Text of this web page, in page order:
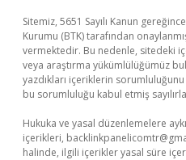
Sitemiz, 5651 Sayılı Kanun
Kurumu (BTK) tarafından
vermektedir. Bu nedenle, sitedeki
veya araştırma yükümlülüğümüz
yazdıkları içeriklerin
bu sorumluluğu kabul etmiş
Hukuka ve yasal düzenlemelere
içerikleri,
halinde, ilgili içerikler yasal süre